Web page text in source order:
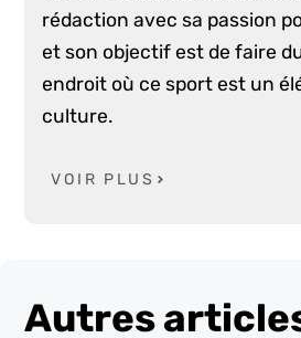
rédaction avec sa passion
et son objectif est de faire
endroit où ce sport est un
culture.
VOIR PLUS
Autres